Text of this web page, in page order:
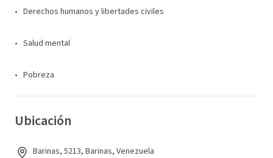
Derechos humanos y libertades civiles
Salud mental
Pobreza
Ubicación
Barinas, 5213, Barinas, Venezuela